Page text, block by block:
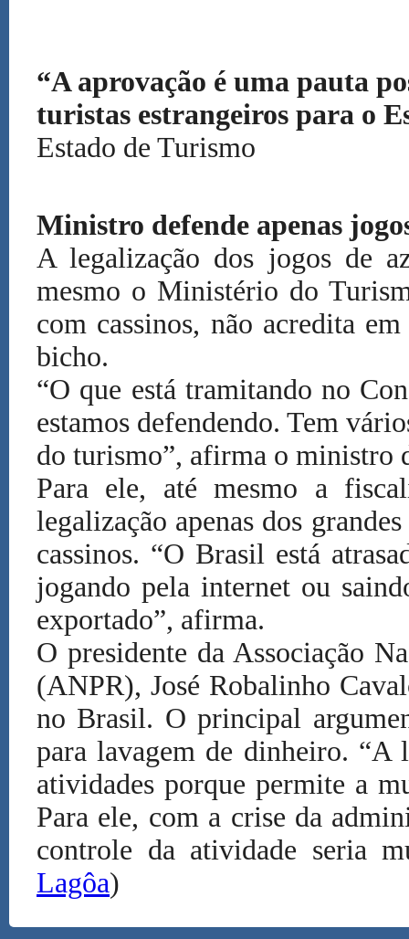
“A aprovação é uma pauta
turistas estrangeiros para o
Estado de Turismo
Ministro defende apenas
A legalização dos jogos de
mesmo o Ministério do
com cassinos, não acredita
bicho.
“O que está tramitando no
estamos defendendo. Tem
do turismo”, afirma o ministro
Para ele, até mesmo a
legalização apenas dos
cassinos. “O Brasil está
jogando pela internet ou
exportado”, afirma.
O presidente da Associação
(ANPR), José Robalinho
no Brasil. O principal
para lavagem de dinheiro. “A
atividades porque permite a
Para ele, com a crise da
controle da atividade seria
Lagôa)